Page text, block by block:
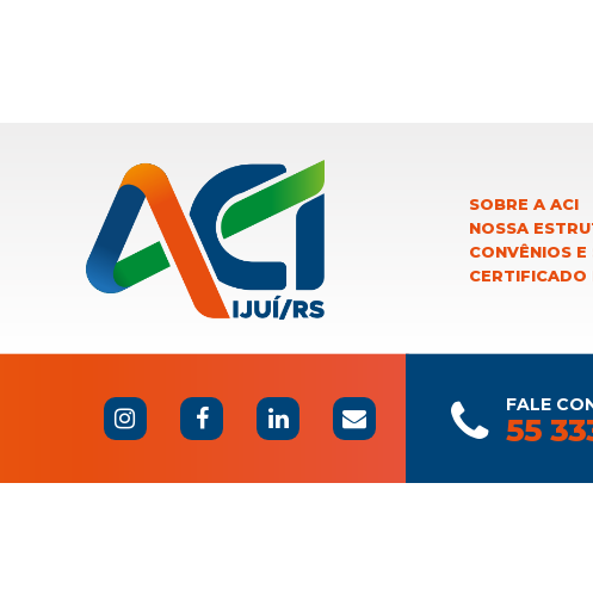
SOBRE A ACI
NOSSA
CONVÊNIOS E
CERTIFICADO
FALE
55